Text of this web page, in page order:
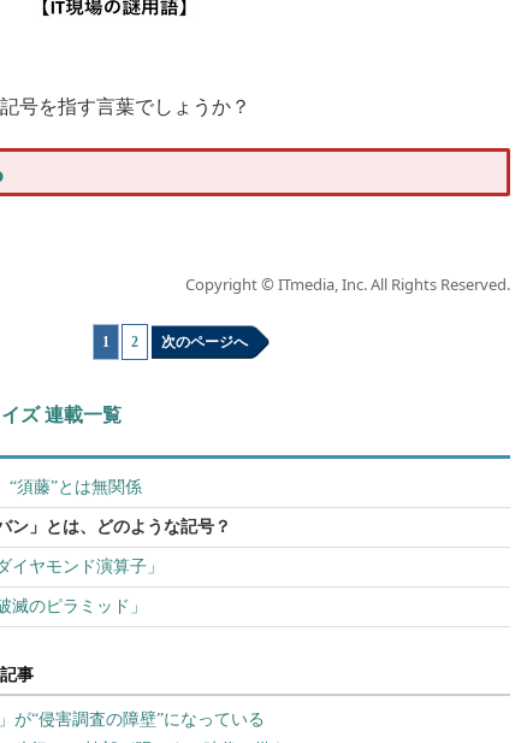
を指す言葉でしょうか？
Copyright © ITmedia, Inc. All Rights Reserved.
1 2 次のページへ
ズ 連載一覧
“須藤”とは無関係
ン」とは、どのような記号？
イヤモンド演算子」
滅のピラミッド」